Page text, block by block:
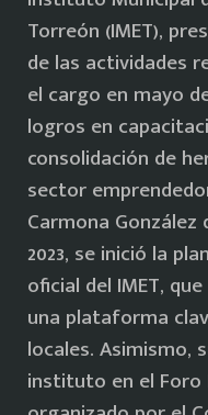
Torreón (IMET),
de las actividades
el cargo en mayo
logros en
consolidación de
sector
Carmona
2023, se inició la
oficial del IMET,
una plataforma
locales. Asimismo,
instituto en el Foro